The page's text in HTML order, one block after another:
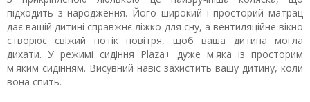
підходить з народження. Його широкий і просторий матрац
дає вашій дитині справжнє ліжко для сну, а вентиляційне вікно
створює свіжий потік повітря, щоб ваша дитина могла
дихати. У режимі сидіння Plaza+ дуже м'яка із просторим
м'яким сидінням. Висувний навіс захистить вашу дитину, коли
вона спить.